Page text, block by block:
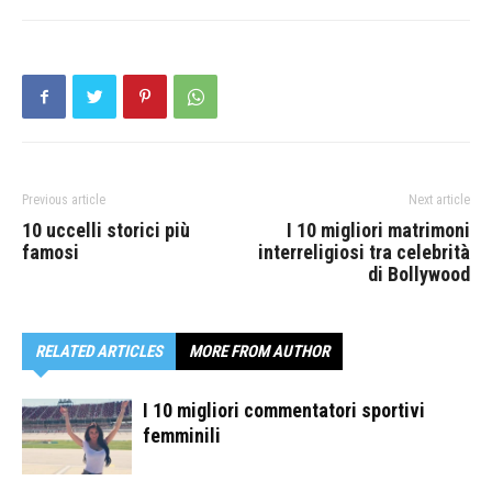
Previous article
10 uccelli storici più
famosi
Next article
I 10 migliori matrimoni
interreligiosi tra celebrità
di Bollywood
RELATED ARTICLES MORE FROM AUTHOR
I 10 migliori commentatori sportivi
femminili